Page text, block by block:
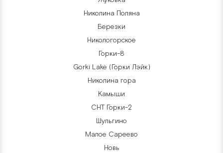
Николина Поляна
Березки
Никологорское
Горки-8
Gorki Lake (Горки Лэйк)
Николина гора
Камыши
СНТ Горки-2
Шульгино
Малое Сареево
Новь